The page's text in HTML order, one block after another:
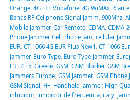
Orange, 4G LTE Vodafone, 4G WiMAx, 6
Bands RF Cellphone Signal Jamm 900Mhz,
Mobile Jammer, Car Remote, CDMA, CDMA-
Phone Jammer Cell Phone Jam cellular
EUR, CT-1066 4G EUR Plus New1 CT-1066 Eur,
jammer, Euro Type, Euro Type Jammer,
L3 L4 L5, Greece, GSM, GSM Blocker, GSM
Jammers Europe, GSM Jammet, GSM Phone
GSM Signal H+, Handheld Jammer, High
inhibidor, inhibidor de frecuencia, italy,